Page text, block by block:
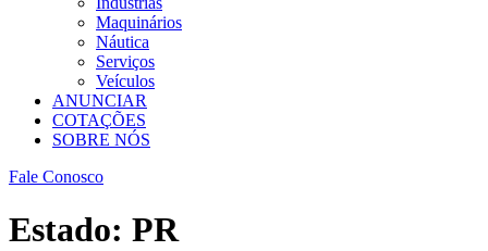
Maquinários
Náutica
Serviços
Veículos
ANUNCIAR
COTAÇÕES
SOBRE NÓS
Fale Conosco
Estado: PR